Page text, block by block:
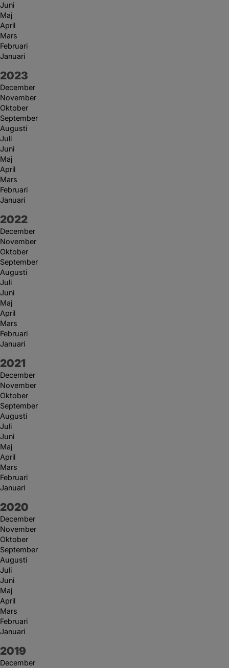
Juni
Maj
April
Mars
Februari
Januari
År:
2023
December
November
Oktober
September
Augusti
Juli
Juni
Maj
April
Mars
Februari
Januari
År:
2022
December
November
Oktober
September
Augusti
Juli
Juni
Maj
April
Mars
Februari
Januari
År:
2021
December
November
Oktober
September
Augusti
Juli
Juni
Maj
April
Mars
Februari
Januari
År:
2020
December
November
Oktober
September
Augusti
Juli
Juni
Maj
April
Mars
Februari
Januari
År:
2019
December